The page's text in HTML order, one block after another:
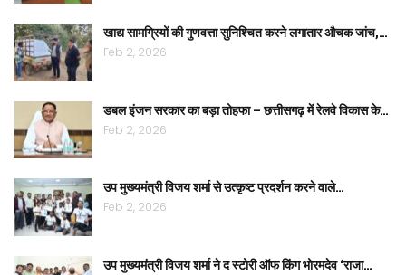
खाद्य सामग्रियों की गुणवत्ता सुनिश्चित करने लगातार औचक जांच,…
Feb 2, 2026
डबल इंजन सरकार का बड़ा तोहफा – छत्तीसगढ़ में रेलवे विकास के…
Feb 2, 2026
उप मुख्यमंत्री विजय शर्मा से उत्कृष्ट प्रदर्शन करने वाले…
Feb 2, 2026
उप मुख्यमंत्री विजय शर्मा ने द स्टोरी ऑफ किंग भोरमदेव ‘राजा…